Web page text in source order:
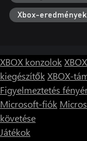
Xbox-eredmények
XBOX konzolok
kiegészítőkXBOX-
Figyelmeztetés
Microsoft-fiók
követése
Játékok